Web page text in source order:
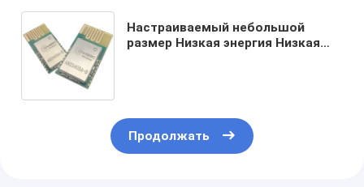
Настраиваемый небольшой
размер Низкая энергия Низкая
Продолжать